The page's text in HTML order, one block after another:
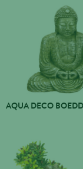
AQUA DECO